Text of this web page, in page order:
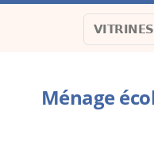
Ménage